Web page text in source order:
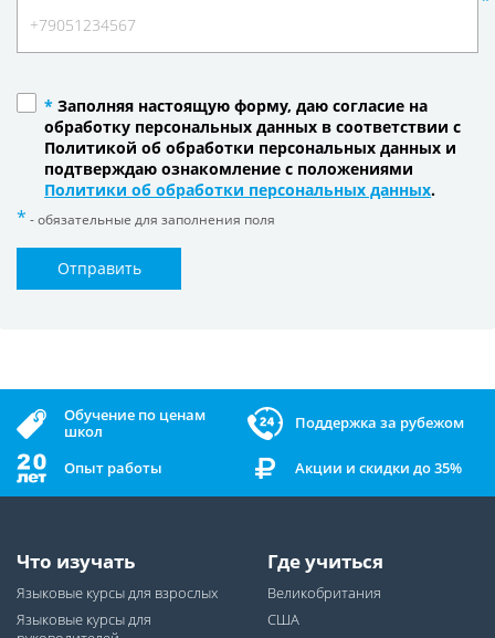
* Заполняя настоящую форму, даю согласие на
обработку персональных данных в соответствии с
Политикой об обработки персональных данных и
подтверждаю ознакомление с положениями
Политики об обработки персональных данных.
- обязательные для заполнения поля
Отправить
Обучение по ценам
школ
Поддержка за рубежом
Опыт работы Акции и скидки до 35%
Что изучать
Языковые курсы для взрослых
Языковые курсы для
Где учиться
Великобритания
США